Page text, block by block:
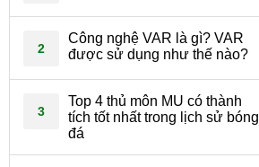
2
Công nghệ VAR là gì? VAR
được sử dụng như thế nào?
3
Top 4 thủ môn MU có thành
tích tốt nhất trong lịch sử bóng
đá